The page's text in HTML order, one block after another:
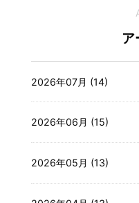
ア
2026年07月 (14)
2026年06月 (15)
2026年05月 (13)